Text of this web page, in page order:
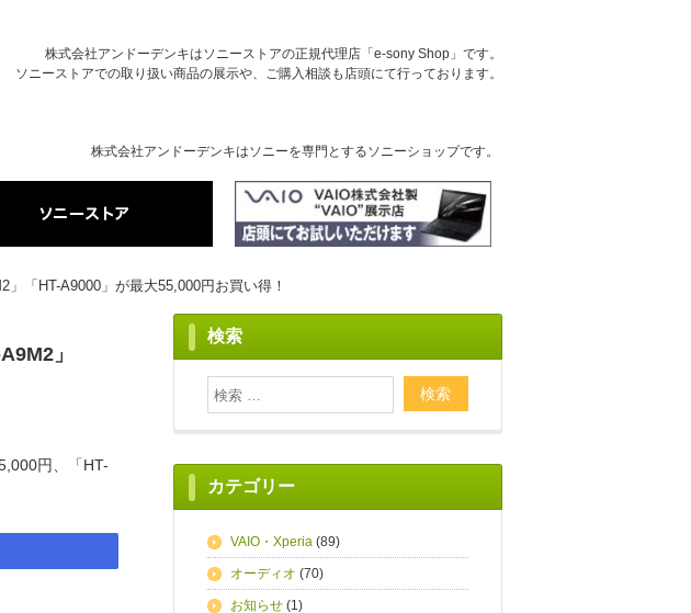
株式会社アンドーデンキはソニーを専門とするソニーショップです。
株式会社アンドーデンキはソニーストアの正規代理店「e-sony Shop」です。
ソニーストアでの取り扱い商品の展示や、ご購入相談も店頭にて行っております。
」「HT-A9000」が最大55,000円お買い得！
」
円、「HT-
検索
カテゴリー
VAIO・Xperia (89)
オーディオ (70)
お知らせ (1)